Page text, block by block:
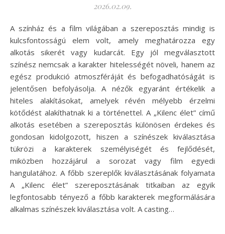
2026.02.09.
A színház és a film világában a szereposztás mindig is
kulcsfontosságú elem volt, amely meghatározza egy
alkotás sikerét vagy kudarcát. Egy jól megválasztott
színész nemcsak a karakter hitelességét növeli, hanem az
egész produkció atmoszféráját és befogadhatóságát is
jelentősen befolyásolja. A nézők egyaránt értékelik a
hiteles alakításokat, amelyek révén mélyebb érzelmi
kötődést alakíthatnak ki a történettel. A „Kilenc élet” című
alkotás esetében a szereposztás különösen érdekes és
gondosan kidolgozott, hiszen a színészek kiválasztása
tükrözi a karakterek személyiségét és fejlődését,
miközben hozzájárul a sorozat vagy film egyedi
hangulatához. A főbb szereplők kiválasztásának folyamata
A „Kilenc élet” szereposztásának titkaiban az egyik
legfontosabb tényező a főbb karakterek megformálására
alkalmas színészek kiválasztása volt. A casting…